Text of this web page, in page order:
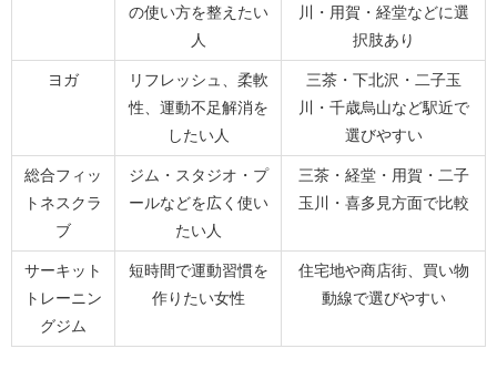
の使い方を整えたい
人
川・用賀・経堂などに選
択肢あり
ヨガ
リフレッシュ、柔軟
性、運動不足解消を
したい人
三茶・下北沢・二子玉
川・千歳烏山など駅近で
選びやすい
総合フィッ
トネスクラ
ブ
ジム・スタジオ・プ
ールなどを広く使い
たい人
三茶・経堂・用賀・二子
玉川・喜多見方面で比較
サーキット
トレーニン
グジム
短時間で運動習慣を
作りたい女性
住宅地や商店街、買い物
動線で選びやすい